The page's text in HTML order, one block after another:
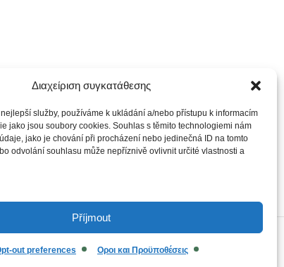
Διαχείριση συγκατάθεσης
služby, používáme k ukládání a/nebo přístupu k informacím
jako jsou soubory cookies. Souhlas s těmito technologiemi nám
jako je chování při procházení nebo jedinečná ID na tomto
odvolání souhlasu může nepříznivě ovlivnit určité vlastnosti a
Příjmout
out preferences Οροι και Προϋποθέσεις